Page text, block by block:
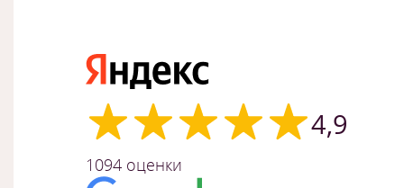
4,9
1094 оценки